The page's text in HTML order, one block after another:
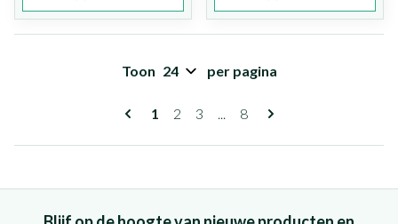
Pagina's
U lees momenteel pagina
1 Pagina
2 Pagina
3 ... Pagina
8
Toon per pagina